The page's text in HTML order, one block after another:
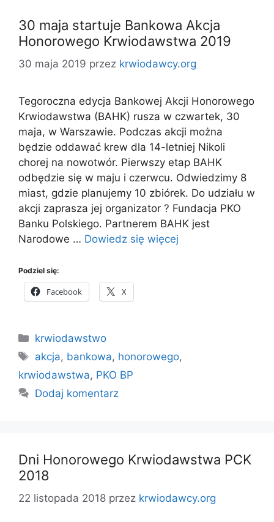
30 maja startuje Bankowa Akcja
Honorowego Krwiodawstwa 2019
30 maja 2019 przez krwiodawcy.org
Tegoroczna edycja Bankowej Akcji Honorowego
Krwiodawstwa (BAHK) rusza w czwartek, 30
maja, w Warszawie. Podczas akcji można
będzie oddawać krew dla 14-letniej Nikoli
chorej na nowotwór. Pierwszy etap BAHK
odbędzie się w maju i czerwcu. Odwiedzimy 8
miast, gdzie planujemy 10 zbiórek. Do udziału w
akcji zaprasza jej organizator ? Fundacja PKO
Banku Polskiego. Partnerem BAHK jest
Narodowe … Dowiedz się więcej
Podziel się:
Facebook X
Kategorie
krwiodawstwo
Tagi
akcja, bankowa, honorowego,
krwiodawstwa, PKO BP
Dodaj komentarz
Dni Honorowego Krwiodawstwa PCK
2018
22 listopada 2018 przez krwiodawcy.org